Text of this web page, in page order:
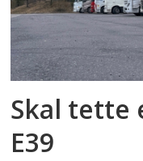
Skal tette
E39